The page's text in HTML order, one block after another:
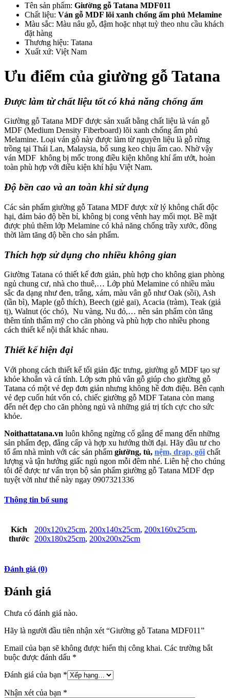
Tên sản phẩm: Giường gỗ Tatana MDF011
Chất liệu: Ván gỗ MDF lõi xanh chống ẩm phủ Melamine
Màu sắc: Màu nâu gỗ, đậm hoặc nhạt tuỳ theo nhu cầu khách
đặt hàng
Thương hiệu: Tatana
Xuất xứ: Việt Nam
Ưu điểm của giường gỗ Tatana
Được làm từ chất liệu tốt có khả năng chống ẩm
Giường gỗ Tatana MDF được sản xuất bằng chất liệu là ván gỗ
MDF (Medium Density Fiberboard) lõi xanh chống ẩm phủ
Melamine. Loại ván gỗ này được làm từ nguyên liệu là gỗ rừng
trồng tại Thái Lan, Malaysia, bổ sung keo chịu ẩm cao. Nhờ vậy
ván MDF không bị mốc trong điều kiện không khí ẩm ướt, hoàn
toàn phù hợp với điều kiện khí hậu Việt Nam.
Độ bền cao và an toàn khi sử dụng
Các sản phẩm giường gỗ Tatana MDF được xử lý không chất độc
hại, đảm bảo độ bền bỉ, không bị cong vênh hay mối mọt. Bề mặt
được phủ thêm lớp Melamine có khả năng chống trầy xước, đồng
thời làm tăng độ bền cho sản phẩm.
Thích hợp sử dụng cho nhiều không gian
Giường Tatana có thiết kế đơn giản, phù hợp cho không gian phòng
ngủ chung cư, nhà cho thuê,… Lớp phủ Melamine có nhiều màu
sắc đa dạng như đen, trắng, xám, màu vân gỗ như Oak (sồi), Ash
(tần bì), Maple (gỗ thích), Beech (giẻ gai), Acacia (tràm), Teak (giả
tị), Walnut (óc chó), Nu vàng, Nu đỏ,… nên sản phẩm còn tăng
thêm tính thẩm mỹ cho căn phòng và phù hợp cho nhiều phong
cách thiết kế nội thất khác nhau.
Thiết kế hiện đại
Với phong cách thiết kế tối giản đặc trưng, giường gỗ MDF tạo sự
khỏe khoắn và cá tính. Lớp sơn phủ vân gỗ giúp cho giường gỗ
Tatana có một vẻ đẹp đơn giản nhưng không hề đơn điệu. Bên cạnh
vẻ đẹp cuốn hút vốn có, chiếc giường gỗ MDF Tatana còn mang
đến nét đẹp cho căn phòng ngủ và những giá trị tích cực cho sức
khỏe.
Noithattatana.vn luôn không ngừng cố gắng để mang đến những
sản phẩm đẹp, đẳng cấp và hợp xu hướng thời đại. Hãy đầu tư cho
tổ ấm nhà mình với các sản phẩm giường, tủ, nệm, drap, gối chất
lượng và tận hưởng giấc ngủ ngon mỗi đêm nhé. Liên hệ cho chúng
tôi để được tư vấn trọn bộ sản phẩm giường gỗ Tatana MDF đẹp
tuyệt vời như thế này ngay 0907321336
Thông tin bổ sung
Kích
thước
200x120x25cm, 200x140x25cm, 200x160x25cm,
200x180x25cm, 200x200x25cm
Đánh giá (0)
Đánh giá
Chưa có đánh giá nào.
Hãy là người đầu tiên nhận xét “Giường gỗ Tatana MDF011”
Email của bạn sẽ không được hiển thị công khai. Các trường bắt
buộc được đánh dấu *
Đánh giá của bạn *
Nhận xét của bạn *